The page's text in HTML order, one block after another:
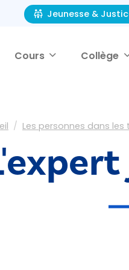
Jeunesse &
Cours Collège
Les personnes dans les